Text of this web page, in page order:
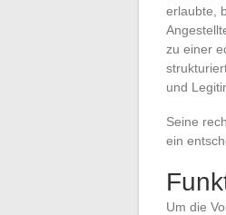
erlaubte,
zu einer
und
Seine
ein
Um die